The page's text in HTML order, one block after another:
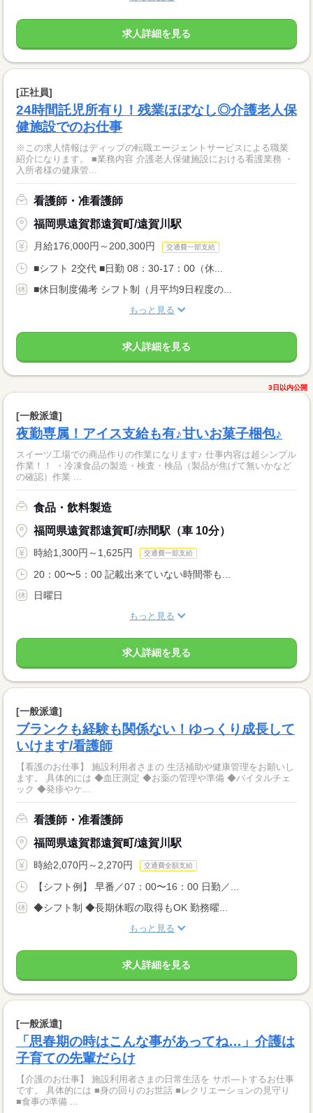
求人詳細を見る
[正社員]
24時間託児所有り！残業ほぼなし◎介護老人保
健施設でのお仕事
※この求人情報はディップの転職エージェントサービスによる職業
紹介になります。 ■業務内容 介護老人保健施設における看護業務 ・
入所者様の健康管...
看護師・准看護師
福岡県遠賀郡遠賀町/遠賀川駅
月給176,000円～200,300円 交通費一部支給
■シフト 2交代 ■日勤 08：30-17：00（休...
■休日制度備考 シフト制（月平均9日程度の...
もっと見る
求人詳細を見る
3日以内公開
[一般派遣]
夜勤専属！アイス支給も有♪甘いお菓子梱包♪
スイーツ工場での商品作りの作業になります♪ 仕事内容は超シンプル
作業！！ ・冷凍食品の製造・検査・検品（製品が焦げて無いかなど
の確認）作業 ...
食品・飲料製造
福岡県遠賀郡遠賀町/赤間駅（車 10分）
時給1,300円～1,625円 交通費一部支給
20：00〜5：00 記載出来ていない時間帯も...
日曜日
もっと見る
求人詳細を見る
[一般派遣]
ブランクも経験も関係ない！ゆっくり成長して
いけます/看護師
【看護のお仕事】 施設利用者さまの 生活補助や健康管理をお願いし
ます。 具体的には ◆血圧測定 ◆お薬の管理や準備 ◆バイタルチェ
ック ◆発疹やケ...
看護師・准看護師
福岡県遠賀郡遠賀町/遠賀川駅
時給2,070円～2,270円 交通費全額支給
【シフト例】 早番／07：00〜16：00 日勤／...
◆シフト制 ◆長期休暇の取得もOK 勤務曜...
もっと見る
求人詳細を見る
[一般派遣]
「思春期の時はこんな事があってね…」介護は
子育ての先輩だらけ
【介護のお仕事】 施設利用者さまの日常生活を サポ―トするお仕事
です。 具体的には ■身の回りのお世話 ■レクリエーションの見守り
■食事の準備 ...